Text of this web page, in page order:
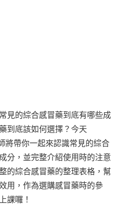
見的綜合感冒藥到底有哪些成
到底該如何選擇？今天
將帶你一起來認識常見的綜合
分，並完整介紹使用時的注意
的綜合感冒藥的整理表格，幫
用，作為選購感冒藥時的參
課囉！